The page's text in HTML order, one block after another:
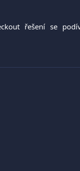
řešení se